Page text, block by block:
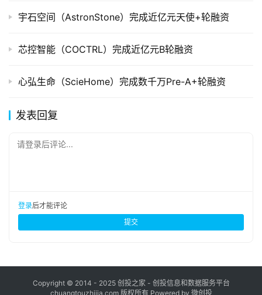
宇石空间（AstronStone）完成近亿元天使+轮融资
芯控智能（COCTRL）完成近亿元B轮融资
心弘生命（ScieHome）完成数千万Pre-A+轮融资
发表回复
请登录后评论...
登录后才能评论
提交
Copyright © 2014 - 2025 创投之家 - 创投信息和数据服务平台
chuangtouzhijia.com 版权所有 Powered by 微创投